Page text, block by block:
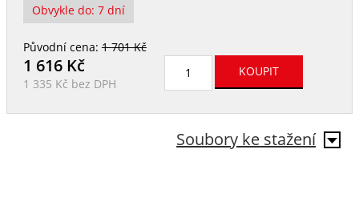
Obvykle do: 7 dní
Původní cena:1 701 Kč
1 616Kč
1 335 Kč bez DPH
Soubory ke stažení